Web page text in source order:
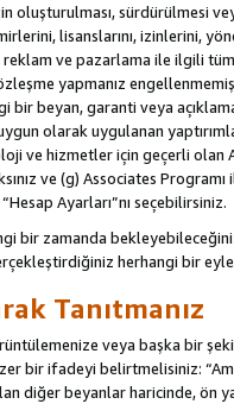
oluşturulması,
lisanslarını, izinlerini,
ve pazarlama ile ilgili
yapmanız
bir beyan, garanti veya
olarak uygulanan
ve hizmetler için geçerli olan
ve (g) Associates
Ayarları”nı seçebilirsiniz.
bir zamanda
herhangi bir
Tanıtmanız
veya başka bir
bir ifadeyi belirtmelisiniz:
beyanlar haricinde, ön